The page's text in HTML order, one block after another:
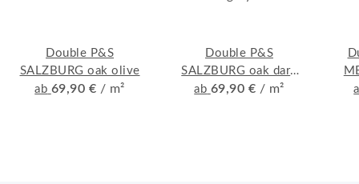
Double P&S
SALZBURG oak olive
ab 69,90 € / m²
Double P&S
SALZBURG oak dark
grey
ab 69,90 € / m²